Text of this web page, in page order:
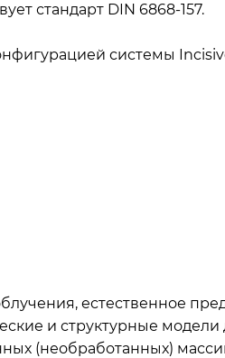
стандарт DIN 6868-157.
системы
естественное
и структурные
(необработанных)